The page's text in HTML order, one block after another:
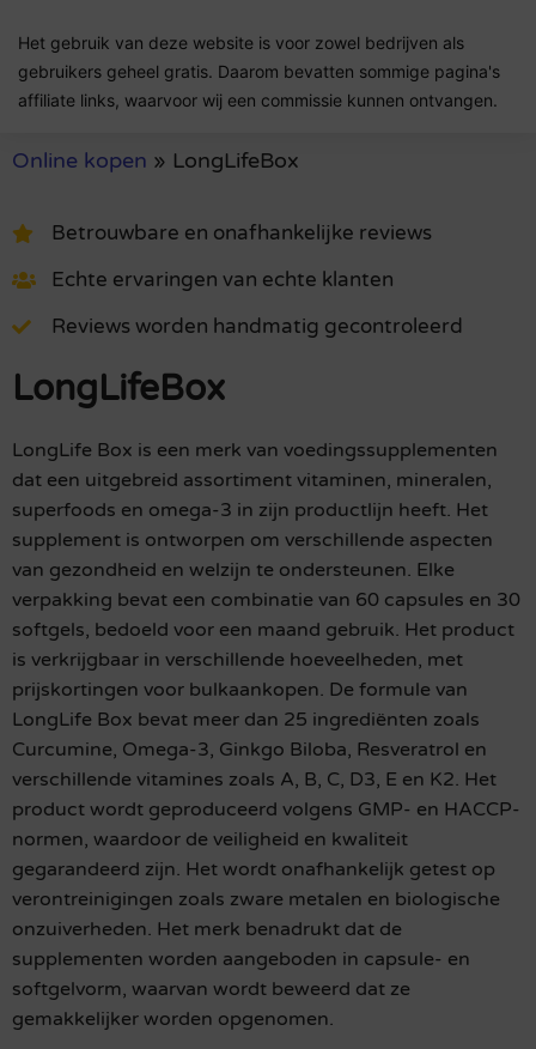
Het gebruik van deze website is voor zowel bedrijven als
gebruikers geheel gratis. Daarom bevatten sommige pagina's
affiliate links, waarvoor wij een commissie kunnen ontvangen.
Online kopen » LongLifeBox
Betrouwbare en onafhankelijke reviews
Echte ervaringen van echte klanten
Reviews worden handmatig gecontroleerd
LongLifeBox
LongLife Box is een merk van voedingssupplementen
dat een uitgebreid assortiment vitaminen, mineralen,
superfoods en omega-3 in zijn productlijn heeft. Het
supplement is ontworpen om verschillende aspecten
van gezondheid en welzijn te ondersteunen. Elke
verpakking bevat een combinatie van 60 capsules en 30
softgels, bedoeld voor een maand gebruik. Het product
is verkrijgbaar in verschillende hoeveelheden, met
prijskortingen voor bulkaankopen. De formule van
LongLife Box bevat meer dan 25 ingrediënten zoals
Curcumine, Omega-3, Ginkgo Biloba, Resveratrol en
verschillende vitamines zoals A, B, C, D3, E en K2. Het
product wordt geproduceerd volgens GMP- en HACCP-
normen, waardoor de veiligheid en kwaliteit
gegarandeerd zijn. Het wordt onafhankelijk getest op
verontreinigingen zoals zware metalen en biologische
onzuiverheden. Het merk benadrukt dat de
supplementen worden aangeboden in capsule- en
softgelvorm, waarvan wordt beweerd dat ze
gemakkelijker worden opgenomen.